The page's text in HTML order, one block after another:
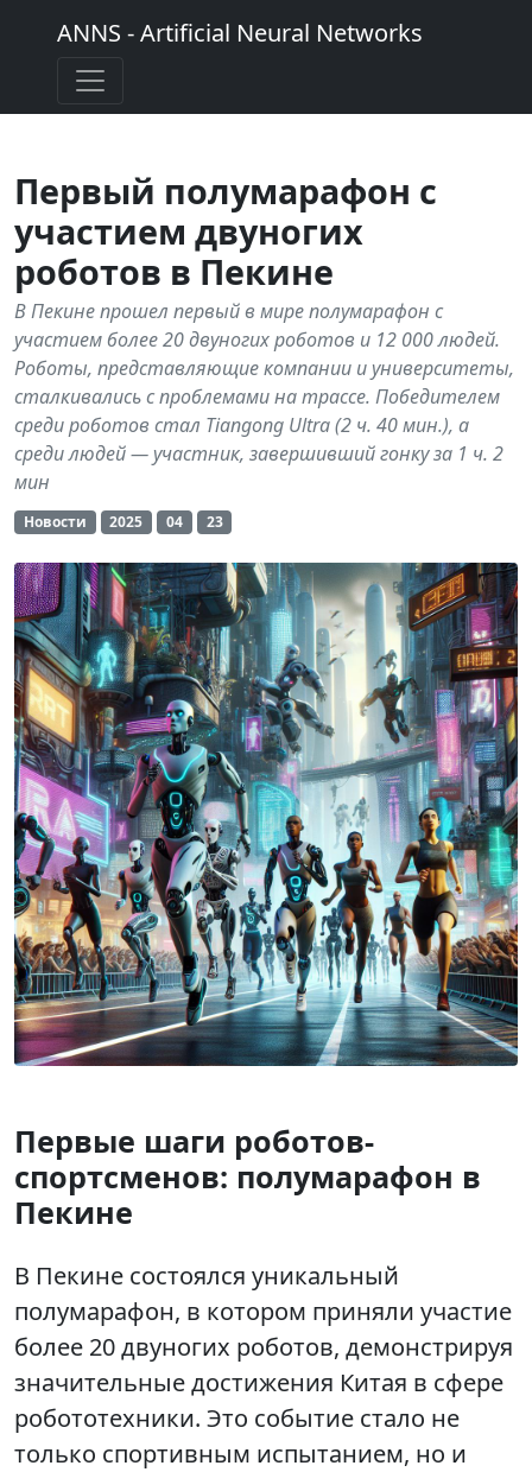
ANNS - Artificial Neural Networks
Первый полумарафон с
участием двуногих
роботов в Пекине
В Пекине прошел первый в мире полумарафон с
участием более 20 двуногих роботов и 12 000 людей.
Роботы, представляющие компании и университеты,
сталкивались с проблемами на трассе. Победителем
среди роботов стал Tiangong Ultra (2 ч. 40 мин.), а
среди людей — участник, завершивший гонку за 1 ч. 2
мин
Новости 2025 04 23
Первые шаги роботов-
спортсменов: полумарафон в
Пекине
В Пекине состоялся уникальный
полумарафон, в котором приняли участие
более 20 двуногих роботов, демонстрируя
значительные достижения Китая в сфере
робототехники. Это событие стало не
только спортивным испытанием, но и